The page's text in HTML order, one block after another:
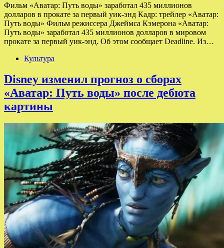
Фильм «Аватар: Путь воды» заработал 435 миллионов
долларов в прокате за первый уик-энд Кадр: трейлер «Аватар:
Путь воды» Фильм режиссера Джеймса Кэмерона «Аватар:
Путь воды» заработал 435 миллионов долларов в мировом
прокате за первый уик-энд. Об этом сообщает Deadline. Из…
Культура
Disney изменил прогноз о сборах
«Аватар: Путь воды» после дебюта
картины